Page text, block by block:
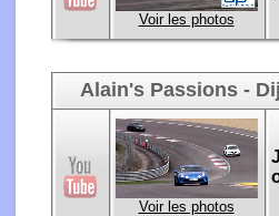
Voir les photos
Alain's Passions -
Voir les photos